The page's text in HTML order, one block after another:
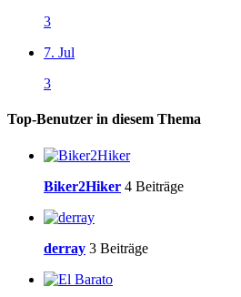
3
7. Jul
3
Top-Benutzer in diesem Thema
Biker2Hiker 4 Beiträge
derray 3 Beiträge